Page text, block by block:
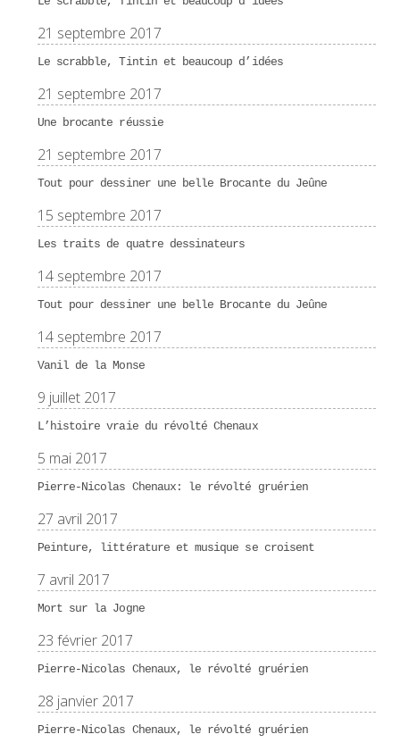
21 septembre 2017
Le scrabble, Tintin et beaucoup d’idées
21 septembre 2017
Une brocante réussie
21 septembre 2017
Tout pour dessiner une belle Brocante du Jeûne
15 septembre 2017
Les traits de quatre dessinateurs
14 septembre 2017
Tout pour dessiner une belle Brocante du Jeûne
14 septembre 2017
Vanil de la Monse
9 juillet 2017
L’histoire vraie du révolté Chenaux
5 mai 2017
Pierre-Nicolas Chenaux: le révolté gruérien
27 avril 2017
Peinture, littérature et musique se croisent
7 avril 2017
Mort sur la Jogne
23 février 2017
Pierre-Nicolas Chenaux, le révolté gruérien
28 janvier 2017
Pierre-Nicolas Chenaux, le révolté gruérien